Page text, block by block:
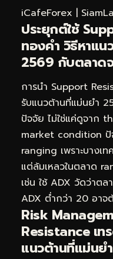
iCafeForex |
ประยุกต์ใช้
ทองคำ วิธีหาแ
2569 กับตลาด
การนำ Support
รับแนวต้านที่แม่นยำ
ปัจจัย ไม่ใช่แค่ดูจาก
market condition ปั
ranging เพราะบางเ
แต่ล้มเหลวในตลาด
เช่น ใช้ ADX วัดว่าต
ADX ต่ำกว่า 20 อาจ
Risk
Resistance เท
แนวต้านที่แม่นย